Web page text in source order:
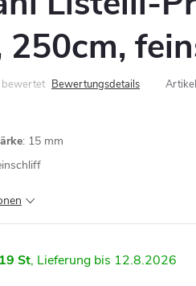
250cm,
bewertet Bewertungsdetails
: 15 mm
19 St 12.8.2026